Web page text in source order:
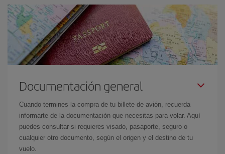
Documentación general
Cuando termines la compra de tu billete de avión, recuerda
informarte de la documentación que necesitas para volar. Aquí
puedes consultar si requieres visado, pasaporte, seguro o
cualquier otro documento, según el origen y el destino de tu
vuelo.